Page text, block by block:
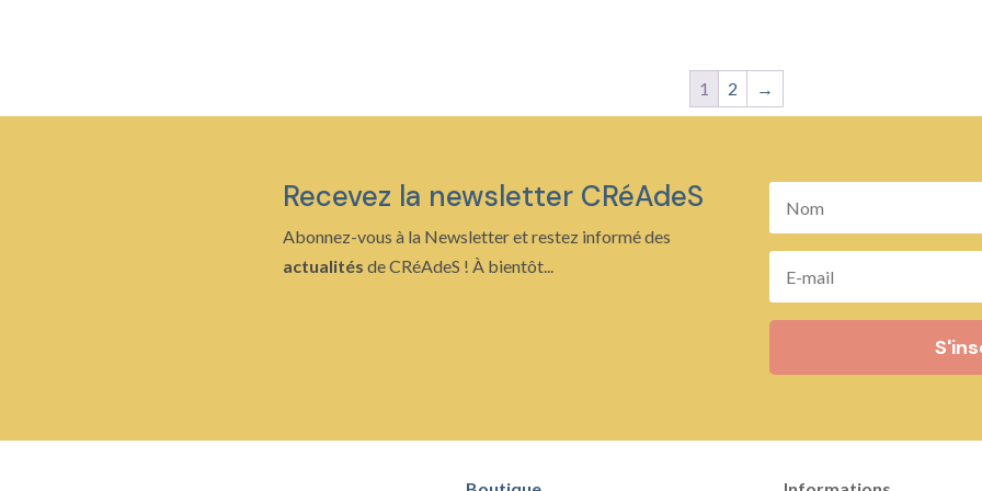
21,00 €
1 2 →
Recevez la newsletter CRéAdeS
Abonnez-vous à la Newsletter et restez informé des
actualités de CRéAdeS ! À bientôt...